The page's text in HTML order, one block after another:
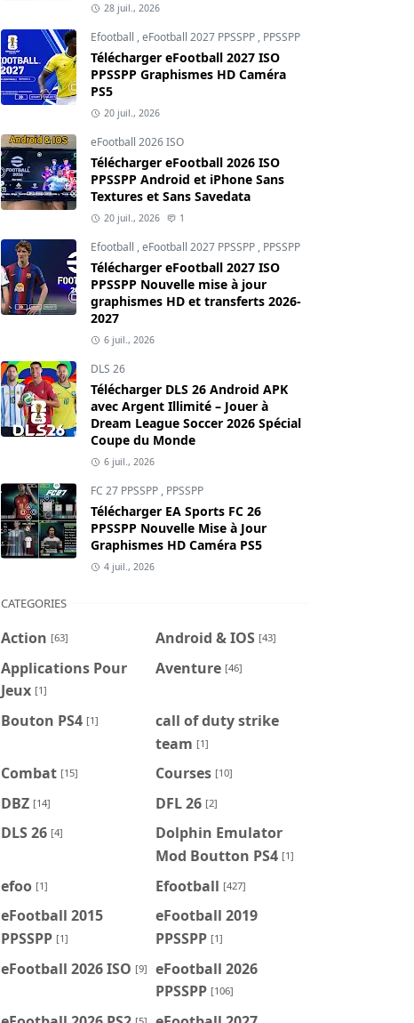
28 juil., 2026
Efootball ,eFootball 2027 PPSSPP , PPSSPP
Télécharger eFootball 2027 ISO
PPSSPP Graphismes HD Caméra
PS5
20 juil., 2026
eFootball 2026 ISO
Télécharger eFootball 2026 ISO
PPSSPP Android et iPhone Sans
Textures et Sans Savedata
20 juil., 2026 1
Efootball ,eFootball 2027 PPSSPP , PPSSPP
Télécharger eFootball 2027 ISO
PPSSPP Nouvelle mise à jour
graphismes HD et transferts 2026-
2027
6 juil., 2026
DLS 26
Télécharger DLS 26 Android APK
avec Argent Illimité – Jouer à
Dream League Soccer 2026 Spécial
Coupe du Monde
6 juil., 2026
FC 27 PPSSPP , PPSSPP
Télécharger EA Sports FC 26
PPSSPP Nouvelle Mise à Jour
Graphismes HD Caméra PS5
4 juil., 2026
CATEGORIES
Action [63] Android & IOS [43]
Applications Pour
Jeux [1]
Aventure [46]
Bouton PS4 [1]
call of duty strike
team [1]
Combat [15] Courses [10]
DBZ [14] DFL 26 [2]
DLS 26 [4]
Dolphin Emulator
Mod Boutton PS4 [1]
efoo [1] Efootball [427]
eFootball 2015
PPSSPP [1]
eFootball 2019
PPSSPP [1]
eFootball 2026 ISO [9]
eFootball 2026
PPSSPP [106]